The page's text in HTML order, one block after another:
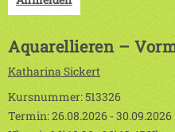
Aquarellieren –
Katharina Sickert
Kursnummer: 513326
Termin: 26.08.2026 - 30.09.2026